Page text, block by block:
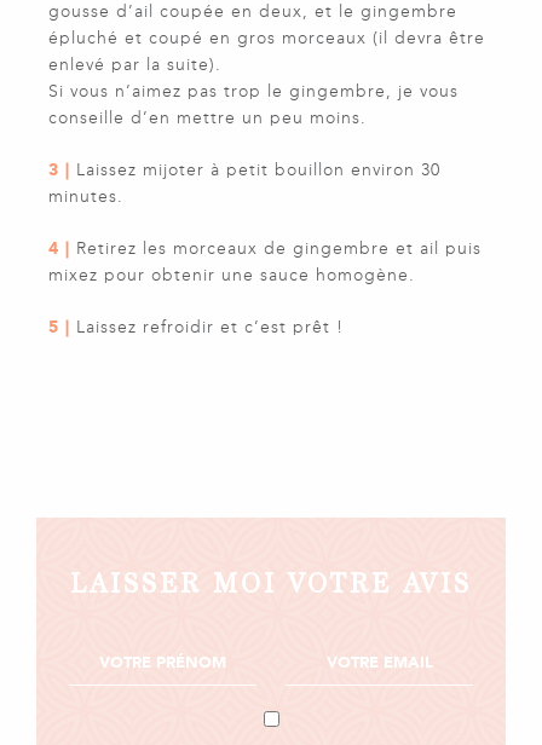
gousse d’ail coupée en deux, et le gingembre
épluché et coupé en gros morceaux (il devra être
enlevé par la suite).
Si vous n’aimez pas trop le gingembre, je vous
conseille d’en mettre un peu moins.
3 | Laissez mijoter à petit bouillon environ 30
minutes.
4 | Retirez les morceaux de gingembre et ail puis
mixez pour obtenir une sauce homogène.
5 | Laissez refroidir et c’est prêt !
LAISSER MOI VOTRE AVIS